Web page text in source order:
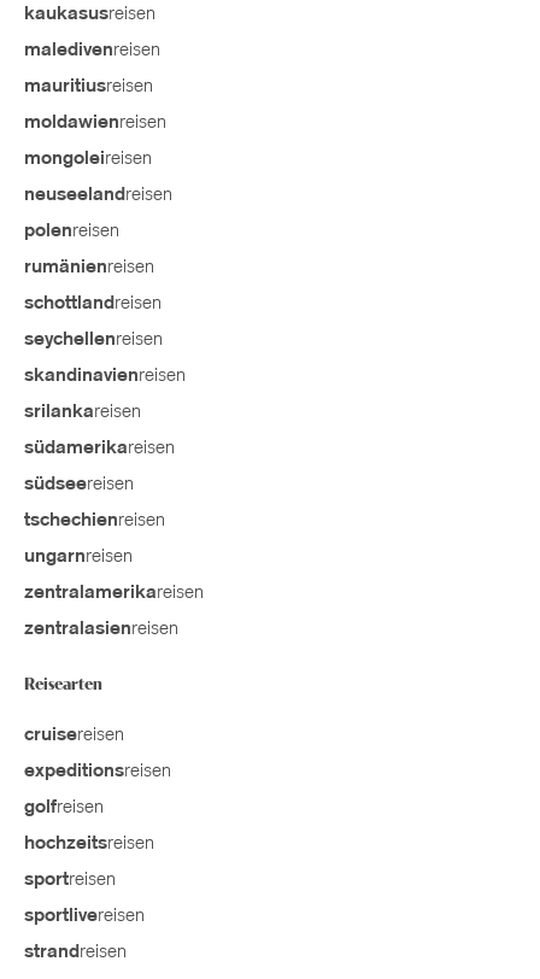
kaukasusreisen
maledivenreisen
mauritiusreisen
moldawienreisen
mongoleireisen
neuseeland reisen
polenreisen
rumänienreisen
schottland reisen
seychellenreisen
skandinavienreisen
srilankareisen
südamerikareisen
südseereisen
tschechienreisen
ungarnreisen
zentralamerikareisen
zentralasienreisen
Reisearten
cruisereisen
expeditionsreisen
golfreisen
hochzeitsreisen
sportreisen
sportlivereisen
strand reisen